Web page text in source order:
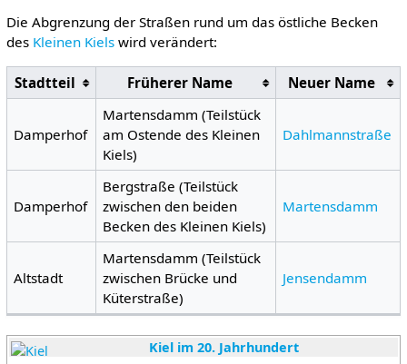
Die Abgrenzung der Straßen rund um das östliche Becken
des Kleinen Kielswird verändert:
Stadtteil Früherer Name Neuer Name
Damperhof
Martensdamm (Teilstück
am Ostende des Kleinen
Kiels)
Dahlmannstraße
Damperhof
Bergstraße (Teilstück
zwischen den beiden
Becken des Kleinen Kiels)
Martensdamm
Altstadt
Martensdamm (Teilstück
zwischen Brücke und
Küterstraße)
Jensendamm
Kiel im 20. Jahrhundert